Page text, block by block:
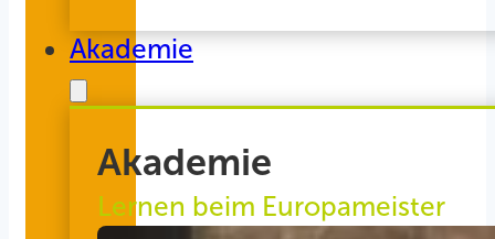
Akademie
Akademie
Lernen beim Europameister